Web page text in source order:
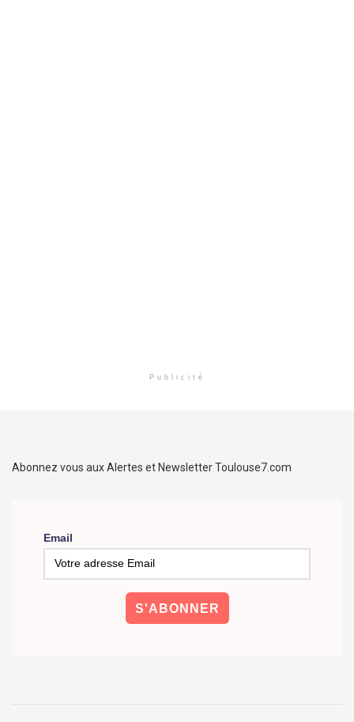
Publicité
Abonnez vous aux Alertes et Newsletter Toulouse7.com
Email